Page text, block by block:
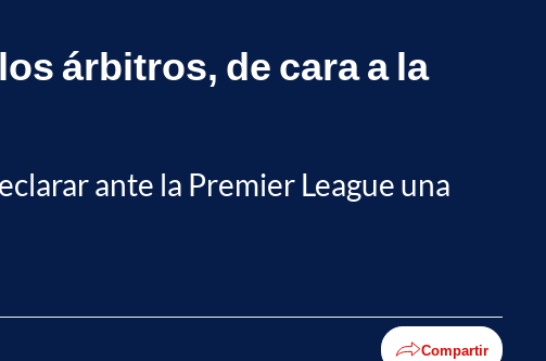
árbitros, de cara a la
ante la Premier League una
Compartir